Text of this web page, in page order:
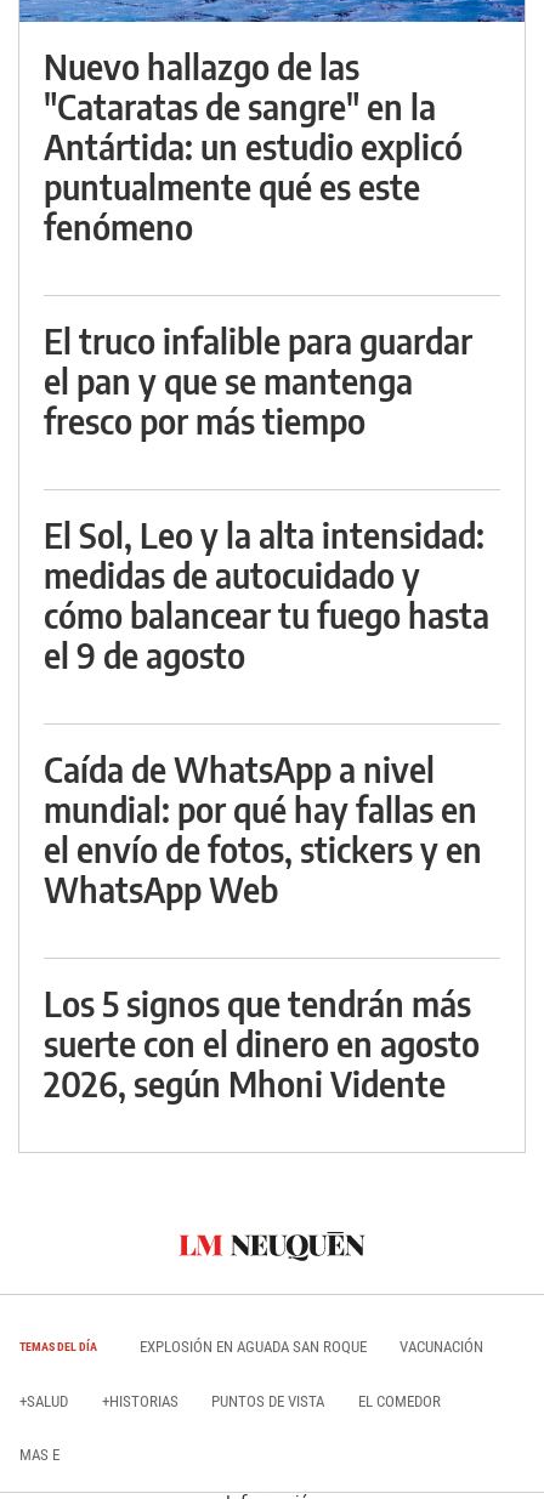
Nuevo hallazgo de las
"Cataratas de sangre" en la
Antártida: un estudio explicó
puntualmente qué es este
fenómeno
El truco infalible para guardar
el pan y que se mantenga
fresco por más tiempo
El Sol, Leo y la alta intensidad:
medidas de autocuidado y
cómo balancear tu fuego hasta
el 9 de agosto
Caída de WhatsApp a nivel
mundial: por qué hay fallas en
el envío de fotos, stickers y en
WhatsApp Web
Los 5 signos que tendrán más
suerte con el dinero en agosto
2026, según Mhoni Vidente
TEMAS DEL DÍA EXPLOSIÓN EN AGUADA SAN ROQUE VACUNACIÓN
+SALUD +HISTORIAS PUNTOS DE VISTA EL COMEDOR
MAS E